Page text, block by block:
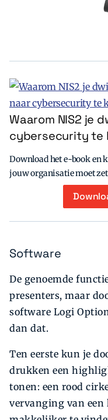
Waarom NIS2 je
cybersecurity te
Download het e-book en
jouw organisatie moet
Software
De genoemde
presenters, maar
software Logi
dan dat.
Ten eerste kun je
drukken een
tonen: een rood
vervanging van